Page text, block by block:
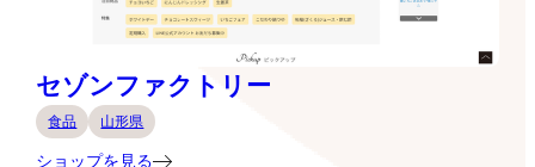
セゾンファクトリー
食品 山形県
ショップを見る